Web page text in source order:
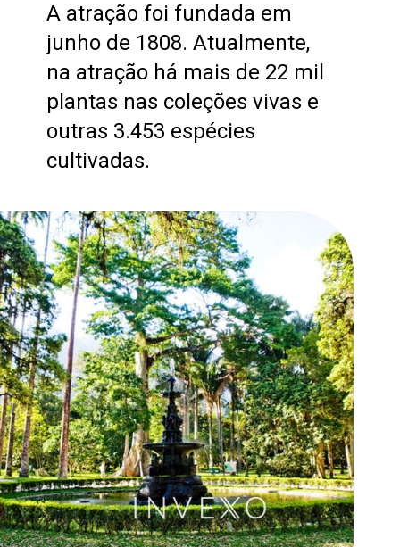
A atração foi fundada em
junho de 1808. Atualmente,
na atração há mais de 22 mil
plantas nas coleções vivas e
outras 3.453 espécies
cultivadas.